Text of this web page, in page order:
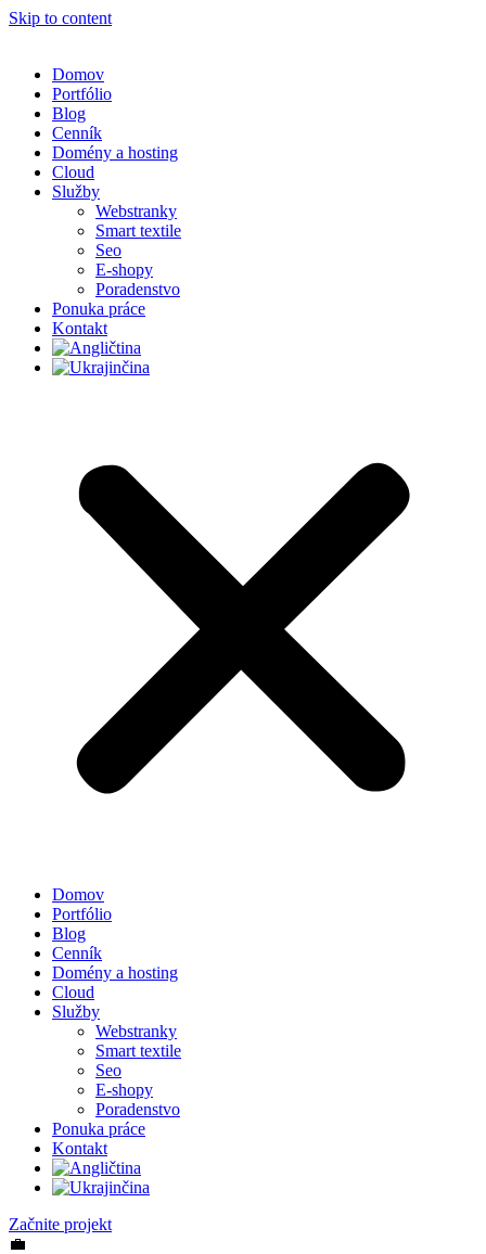
Skip to content
Domov
Portfólio
Blog
Cenník
Domény a hosting
Cloud
Služby
Webstranky
Smart textile
Seo
E-shopy
Poradenstvo
Ponuka práce
Kontakt
Domov
Portfólio
Blog
Cenník
Domény a hosting
Cloud
Služby
Webstranky
Smart textile
Seo
E-shopy
Poradenstvo
Ponuka práce
Kontakt
Začnite projekt
💼